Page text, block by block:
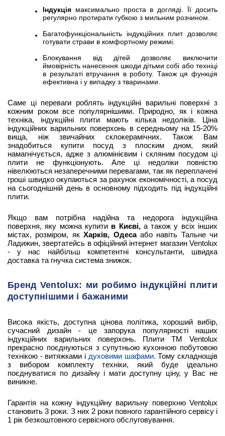
Індукція максимально проста в догляді. Її досить
регулярно протирати губкою з мильним розчином.
Багатофункціональність індукційних плит дозволяє
готувати страви в комфортному режимі.
Блокування від дітей дозволяє виключити
ймовірність нанесення шкоди дітьми собі або техніці
в результаті втручання в роботу. Також ця функція
ефективна і у випадку з тваринами.
Саме ці переваги роблять індукційні варильні поверхні з
кожним роком все популярнішими. Природно, як і кожна
техніка, індукційні плити мають кілька недоліків. Ціна
індукційних варильних поверхонь в середньому на 15-20%
вища, ніж звичайних склокерамічних. Також Вам
знадобиться купити посуд з плоским дном, який
намагнічується, адже з алюмінієвим і скляним посудом ці
плити не функціонують. Але ці недоліки повністю
нівелюються незаперечними перевагами, так як переплачені
гроші швидко окупаються за рахунок економічності, а посуд
на сьогоднішній день в основному підходить під індукційні
плити.
Якщо вам потрібна надійна та недорога індукційна
поверхня, яку можна купити в Києві,а також у всіх інших
містах, розміром, якХарків, Одесаабо навіть Тальне чи
Ладижин, звертатейсь в офіційний інтернет магазин Ventolux
- у нас найбільш компетентні консультанти, швидка
доставка та гнучка система знижок.
Бренд Ventolux: ми робимо індукційні плити
доступнішими і бажаними
Висока якість, доступна цінова політика, хороший вибір,
сучасний дизайн - це запорука популярності наших
індукційних варильних поверхонь. Плити ТМ Ventolux
прекрасно поєднуються з супутньою кухонною побутовою
технікою - витяжками і духовими шафами. Тому складнощів
з вибором комплекту техніки, який буде ідеально
поєднуватися по дизайну і мати доступну ціну, у Вас не
виникне.
Гарантія на кожну індукційну варильну поверхню Ventolux
становить 3 роки. З них 2 роки повного гарантійного сервісу і
1 рік безкоштовного сервісного обслуговування.